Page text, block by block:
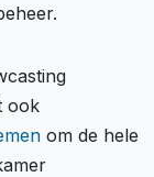
ook
om de hele